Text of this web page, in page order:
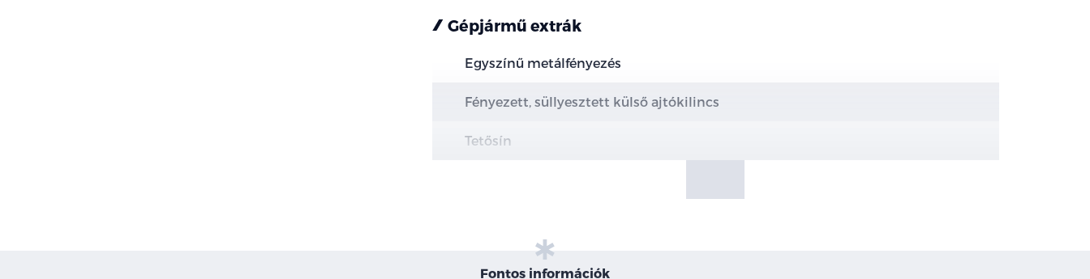
Gépjármű extrák
Egyszínű metálfényezés
Fényezett, süllyesztett külső ajtókilincs
Tetősín
Alsó motorvédő és alvázvédő burkolat
Fontos információk